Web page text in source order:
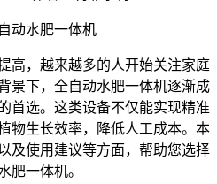
动水肥一体机
高，越来越多的人开始关注家庭
景下，全自动水肥一体机逐渐成
首选。这类设备不仅能实现精准
物生长效率，降低人工成本。本
及使用建议等方面，帮助您选择
肥一体机。